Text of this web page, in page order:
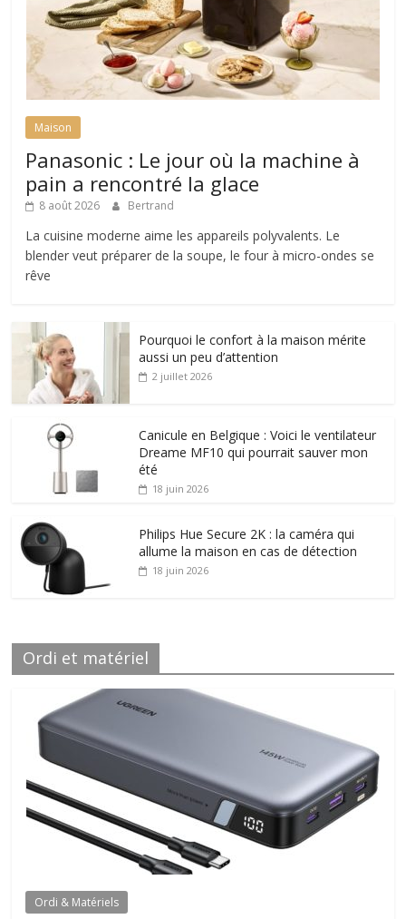
Maison
Panasonic : Le jour où la machine à
pain a rencontré la glace
8 août 2026 Bertrand
La cuisine moderne aime les appareils polyvalents. Le
blender veut préparer de la soupe, le four à micro-ondes se
rêve
Pourquoi le confort à la maison mérite
aussi un peu d’attention
2 juillet 2026
Canicule en Belgique : Voici le ventilateur
Dreame MF10 qui pourrait sauver mon
été
18 juin 2026
Philips Hue Secure 2K : la caméra qui
allume la maison en cas de détection
18 juin 2026
Ordi et matériel
Ordi & Matériels